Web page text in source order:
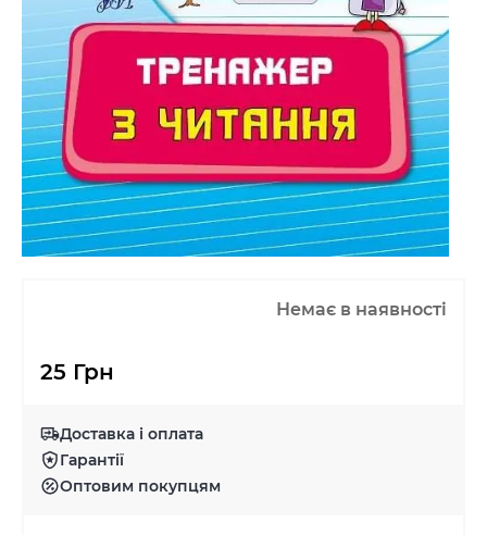
Немає в наявності
25 Грн
Доставка і оплата
Гарантії
Оптовим покупцям